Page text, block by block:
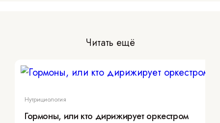
Читать ещё
Нутрициология
Гормоны, или кто дирижирует оркестром